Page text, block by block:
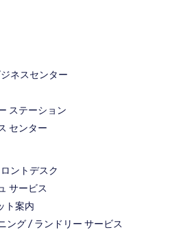
ネスセンター
ステーション
センター
ントデスク
サービス
ト案内
ング / ランドリー サービス